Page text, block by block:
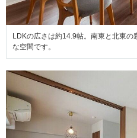
LDKの広さは約14.9帖。南東と北東
な空間です。